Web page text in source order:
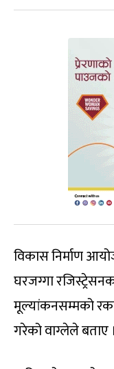
विकास निर्माण
घरजग्गा
मूल्यांकनसम्मको
गरेको वाग्लेले बताए ।